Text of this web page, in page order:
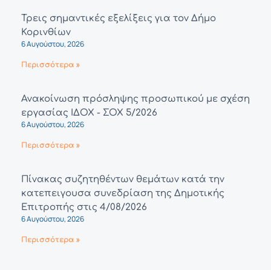
Τρεις σημαντικές εξελίξεις για τον Δήμο
Κορινθίων
6 Αυγούστου, 2026
Περισσότερα »
Ανακοίνωση πρόσληψης προσωπικού με σχέση
εργασίας ΙΔΟΧ - ΣΟΧ 5/2026
6 Αυγούστου, 2026
Περισσότερα »
Πίνακας συζητηθέντων θεμάτων κατά την
κατεπειγουσα συνεδρίαση της Δημοτικής
Επιτροπής στις 4/08/2026
6 Αυγούστου, 2026
Περισσότερα »